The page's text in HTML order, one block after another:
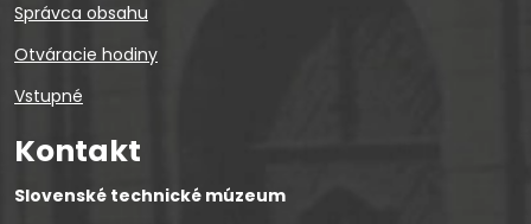
Správca obsahu
Otváracie hodiny
Vstupné
Kontakt
Slovenské technické múzeum